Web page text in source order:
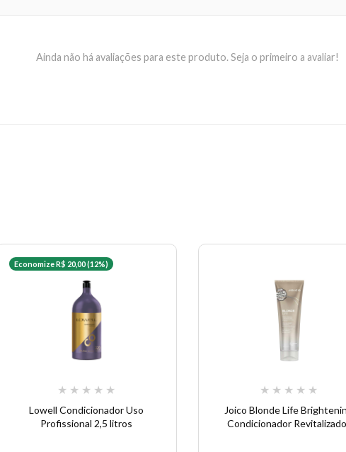
Ainda não há avaliações para este produto. Seja o primeiro a avaliar!
Economize R$ 20,00 (12%)
★ ★ ★ ★ ★
Lowell Condicionador Uso
Profissional 2,5 litros
★ ★ ★ ★ ★
Joico Blonde Life
Condicionador